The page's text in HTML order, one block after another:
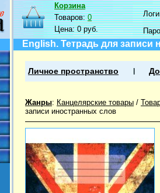
Корзина
Товаров:0
Цена:0 руб.
English. Тетрадь для записи
Личное пространство
Жанры: Канцелярские товары /
записи иностранных слов